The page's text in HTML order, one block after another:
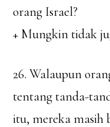
orang Israel?
+ Mungkin tidak
26. Walaupun
tentang tanda-
itu, mereka masih